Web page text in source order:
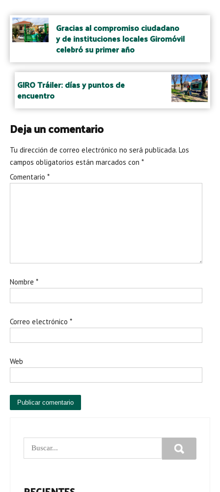
Post
navigation Gracias al compromiso ciudadano
y de instituciones locales Giromóvil
celebró su primer año
GIRO Tráiler: días y puntos de
encuentro
Deja un comentario
Tu dirección de correo electrónico no será publicada. Los
campos obligatorios están marcados con *
Comentario *
Nombre *
Correo electrónico *
Web